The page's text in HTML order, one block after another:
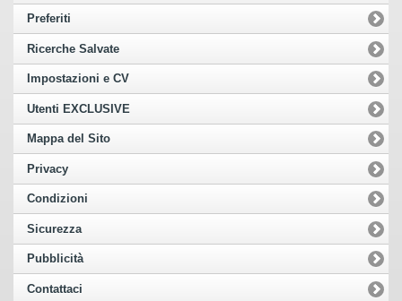
Preferiti
Ricerche Salvate
Impostazioni e CV
Utenti EXCLUSIVE
Mappa del Sito
Privacy
Condizioni
Sicurezza
Pubblicità
Contattaci